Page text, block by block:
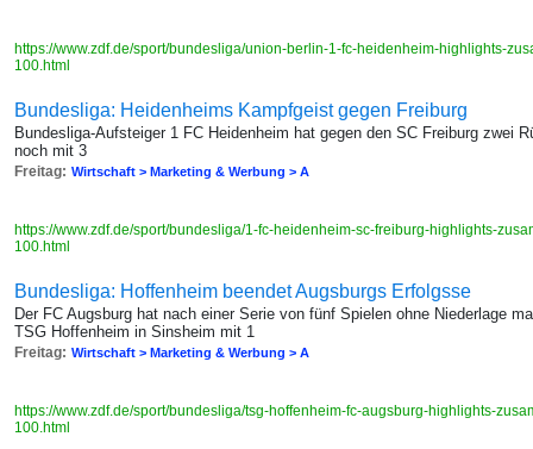
https://www.zdf.de/sport/bundesliga/union-berlin-1-fc-heidenheim-highlights-
100.html
Bundesliga: Heidenheims Kampfgeist gegen Freiburg
Bundesliga-Aufsteiger 1 FC Heidenheim hat gegen den SC Freiburg zwei
noch mit 3
Freitag: Wirtschaft > Marketing & Werbung > A
https://www.zdf.de/sport/bundesliga/1-fc-heidenheim-sc-freiburg-highlights-
100.html
Bundesliga: Hoffenheim beendet Augsburgs Erfolgsse
Der FC Augsburg hat nach einer Serie von fünf Spielen ohne Niederlage
TSG Hoffenheim in Sinsheim mit 1
Freitag: Wirtschaft > Marketing & Werbung > A
https://www.zdf.de/sport/bundesliga/tsg-hoffenheim-fc-augsburg-highlights-
100.html